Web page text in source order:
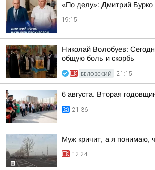
«По делу»: Дмитрий Бурко
19:15
Николай Волобуев:
общую боль и скорбь
БЕЛОВСКИЙ 21:15
6 августа. Вторая
21:36
Муж кричит, а я понимаю,
12:24